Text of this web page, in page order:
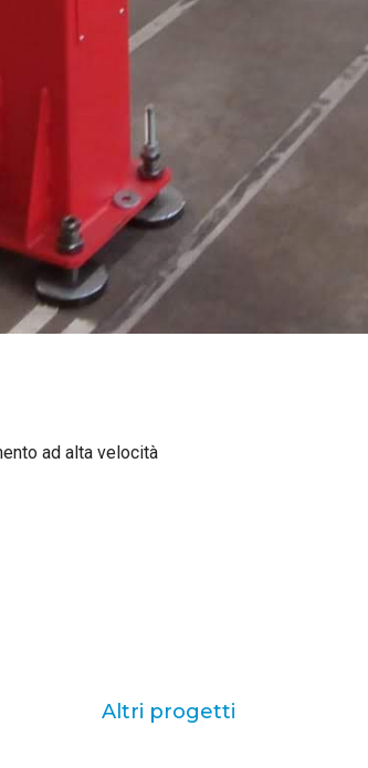
ad alta velocità
Altri progetti